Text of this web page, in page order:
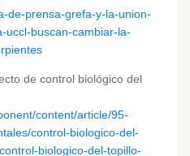
de-prensa-grefa-y-la-union-
uccl-buscan-cambiar-la-
de control biológico del
content/article/95-
control-biologico-del-
biologico-del-topillo-